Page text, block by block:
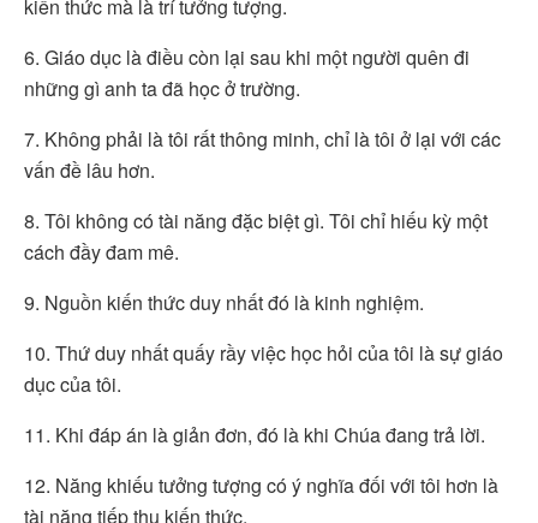
kiến thức mà là trí tưởng tượng.
6. Giáo dục là điều còn lại sau khi một người quên đi
những gì anh ta đã học ở trường.
7. Không phải là tôi rất thông minh, chỉ là tôi ở lại với các
vấn đề lâu hơn.
8. Tôi không có tài năng đặc biệt gì. Tôi chỉ hiếu kỳ một
cách đầy đam mê.
9. Nguồn kiến thức duy nhất đó là kinh nghiệm.
10. Thứ duy nhất quấy rầy việc học hỏi của tôi là sự giáo
dục của tôi.
11. Khi đáp án là giản đơn, đó là khi Chúa đang trả lời.
12. Năng khiếu tưởng tượng có ý nghĩa đối với tôi hơn là
tài năng tiếp thu kiến thức.